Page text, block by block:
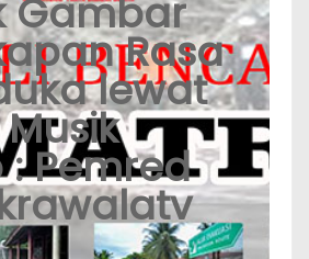
Gambar
Rasa
lewat
Musik
: Pemred